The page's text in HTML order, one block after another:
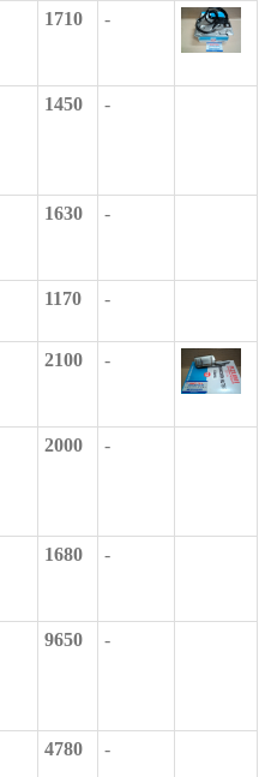
1710 -
1450 -
1630 -
1170 -
2100 -
2000 -
1680 -
9650 -
4780 -